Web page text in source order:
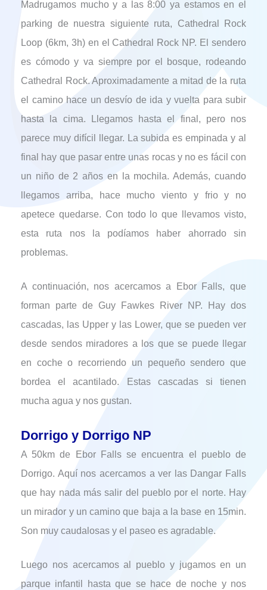
Madrugamos mucho y a las 8:00 ya estamos en el
parking de nuestra siguiente ruta, Cathedral Rock
Loop (6km, 3h) en el Cathedral Rock NP. El sendero
es cómodo y va siempre por el bosque, rodeando
Cathedral Rock. Aproximadamente a mitad de la ruta
el camino hace un desvío de ida y vuelta para subir
hasta la cima. Llegamos hasta el final, pero nos
parece muy difícil llegar. La subida es empinada y al
final hay que pasar entre unas rocas y no es fácil con
un niño de 2 años en la mochila. Además, cuando
llegamos arriba, hace mucho viento y frio y no
apetece quedarse. Con todo lo que llevamos visto,
esta ruta nos la podíamos haber ahorrado sin
problemas.
A continuación, nos acercamos a Ebor Falls, que
forman parte de Guy Fawkes River NP. Hay dos
cascadas, las Upper y las Lower, que se pueden ver
desde sendos miradores a los que se puede llegar
en coche o recorriendo un pequeño sendero que
bordea el acantilado. Estas cascadas si tienen
mucha agua y nos gustan.
Dorrigo y Dorrigo NP
A 50km de Ebor Falls se encuentra el pueblo de
Dorrigo. Aquí nos acercamos a ver las Dangar Falls
que hay nada más salir del pueblo por el norte. Hay
un mirador y un camino que baja a la base en 15min.
Son muy caudalosas y el paseo es agradable.
Luego nos acercamos al pueblo y jugamos en un
parque infantil hasta que se hace de noche y nos